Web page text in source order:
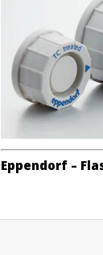
Eppendorf –